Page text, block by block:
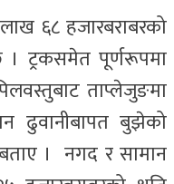
६८ हजारबराबरको
ट्रकसमेत पूर्णरूपमा
ताप्लेजुङमा
ढुवानीबापत बुझेको
। नगद र सामान